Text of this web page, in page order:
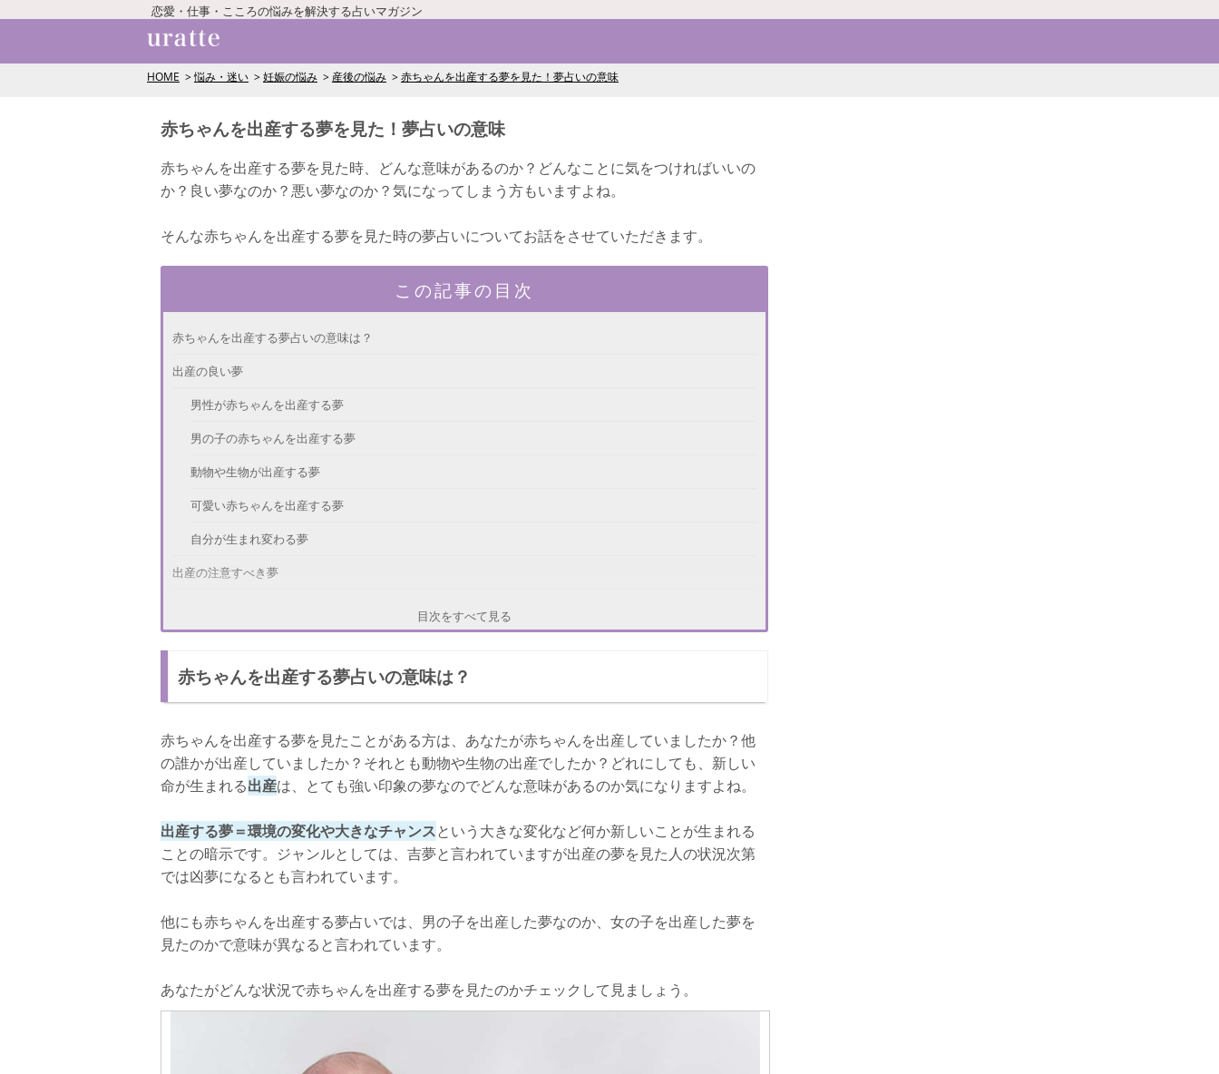
恋愛・仕事・こころの悩みを解決する占いマガジン
HOME 悩み・迷い 妊娠の悩み 産後の悩み 赤ちゃんを出産する夢を見た！夢占いの意味
赤ちゃんを出産する夢を見た！夢占いの意味
赤ちゃんを出産する夢を見た時、どんな意味があるのか？どんなことに気をつければいいの
か？良い夢なのか？悪い夢なのか？気になってしまう方もいますよね。
そんな赤ちゃんを出産する夢を見た時の夢占いについてお話をさせていただきます。
この記事の目次
赤ちゃんを出産する夢占いの意味は？
出産の良い夢
男性が赤ちゃんを出産する夢
男の子の赤ちゃんを出産する夢
動物や生物が出産する夢
可愛い赤ちゃんを出産する夢
自分が生まれ変わる夢
出産の注意すべき夢
高齢の女性が出産をする夢
他にもある！出産の夢占いの意味
出産の夢を見たらやるべきこと
さいごに
目次をすべて見る
赤ちゃんを出産する夢占いの意味は？
赤ちゃんを出産する夢を見たことがある方は、あなたが赤ちゃんを出産していましたか？他
の誰かが出産していましたか？それとも動物や生物の出産でしたか？どれにしても、新しい
命が生まれる出産は、とても強い印象の夢なのでどんな意味があるのか気になりますよね。
出産する夢＝環境の変化や大きなチャンスという大きな変化など何か新しいことが生まれる
ことの暗示です。ジャンルとしては、吉夢と言われていますが出産の夢を見た人の状況次第
では凶夢になるとも言われています。
他にも赤ちゃんを出産する夢占いでは、男の子を出産した夢なのか、女の子を出産した夢を
見たのかで意味が異なると言われています。
あなたがどんな状況で赤ちゃんを出産する夢を見たのかチェックして見ましょう。